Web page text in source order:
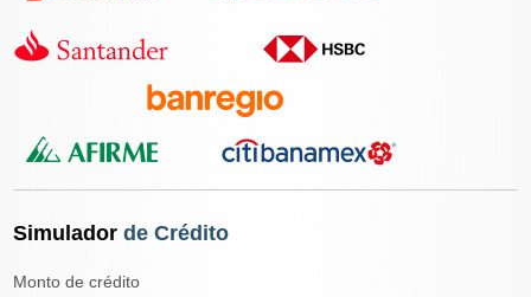
Simulador de Crédito
Monto de crédito